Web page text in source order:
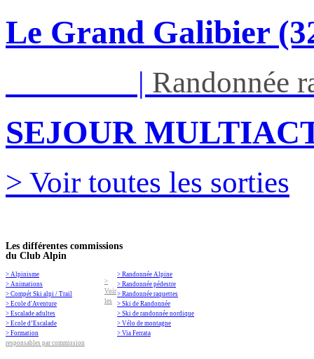
Le Grand Galibier
| Randonnée
SEJOUR
> Voir toutes les sorties
Les différentes commissions
du Club Alpin
> Alpinisme
> Animations
> Compét Ski alpi / Trail
> Ecole d'Aventure
> Escalade adultes
> Ecole d’Escalade
> Formation
> Randonnée Alpine
> Randonnée pédestre
> Randonnée raquettes
> Ski de Randonnée
> Ski de randonnée nordique
> Vélo de montagne
> Via Ferrata
>
Voir
les
responsables par commission